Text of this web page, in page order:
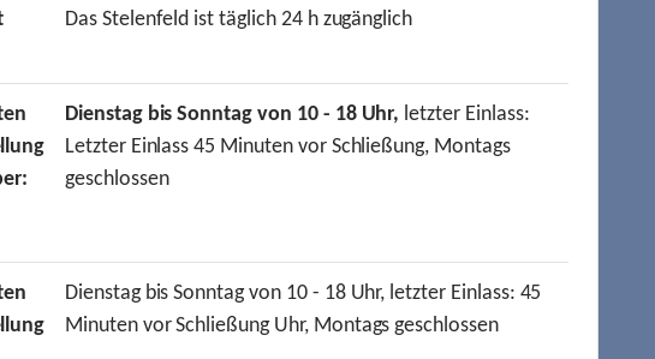
Das Stelenfeld ist täglich 24 h zugänglich
Dienstag bis Sonntag von 10 - 18 Uhr, letzter Einlass:
Letzter Einlass 45 Minuten vor Schließung, Montags
geschlossen
Dienstag bis Sonntag von 10 - 18 Uhr, letzter Einlass: 45
Minuten vor Schließung Uhr, Montags geschlossen